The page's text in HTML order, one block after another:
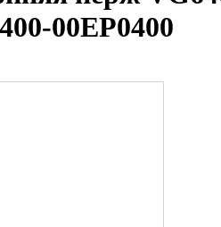
00EP0400